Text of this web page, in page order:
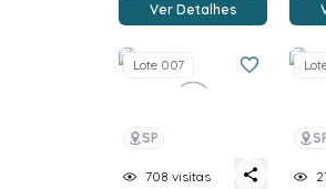
Ver Detalhes
SP
Lote 007
708 visitas